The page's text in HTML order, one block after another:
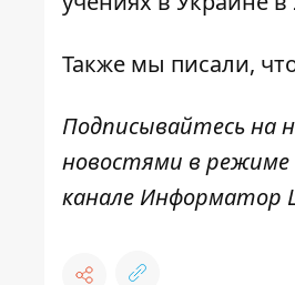
Также мы писали,
Подписывайтесь на
новостями в режиме
канале Информатор